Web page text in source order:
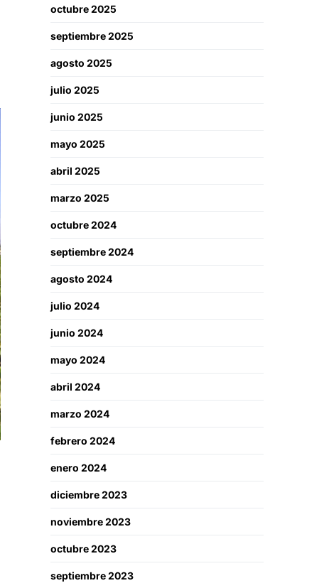
octubre 2025
septiembre 2025
agosto 2025
julio 2025
junio 2025
mayo 2025
abril 2025
marzo 2025
octubre 2024
septiembre 2024
agosto 2024
julio 2024
junio 2024
mayo 2024
abril 2024
marzo 2024
febrero 2024
enero 2024
diciembre 2023
noviembre 2023
octubre 2023
septiembre 2023